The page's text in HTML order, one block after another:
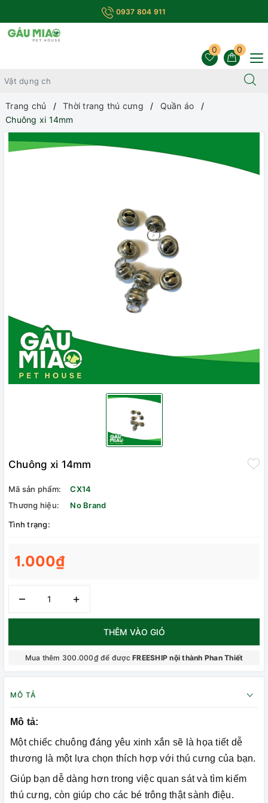
0937 804 911
0
0
Trang chủ Thời trang thú cưng
Quần áo
Chuông xi 14mm
Chuông xi 14mm
Mã sản phẩm:
CX14
Thương hiệu:
No Brand
Tình trạng:
1.000₫
– +
THÊM VÀO GIỎ
Mua thêm 300.000₫ để đượcFREESHIP nội thành Phan Thiết
MÔ TẢ
Mô tả:
Một chiếc chuông đáng yêu xinh xắn sẽ là họa tiết dễ
thương là một lựa chọn thích hợp với thú cưng của bạn.
Giúp bạn dễ dàng hơn trong việc quan sát và tìm kiếm
thú cưng, còn giúp cho các bé trông thật sành điệu.